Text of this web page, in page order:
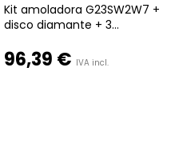
Kit amoladora G23SW2W7 +
disco diamante + 3...
96,39 € IVA incl.